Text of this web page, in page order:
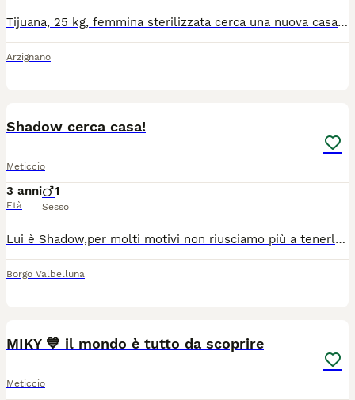
Tijuana, 25 kg, femmina sterilizzata cerca una nuova casa. Ho due figli e sono da sola, mi è stata abbandonata dal papà di mio figlio, ho provato a tenerla ma non riesco a gestirla sia sotto il punto di vista economico che giornaliero. È un cane buono abituata a stare con i bambini e in appartamento, ama correre e stare all’aperto (spazio di cui non dispongo), molto selettiva con le interazioni verso gli altri cani ma non va d’accordo con i chihuahua. Sono alla disperata ricerca di una nuova famiglia che la accolga e gli dia tutte le cure e l’amore di cui ha bisogno
Arzignano
Shadow cerca casa!
Meticcio
3 anni
Età
1
Sesso
Lui è Shadow,per molti motivi non riusciamo più a tenerlo con noi, è castrato e ha il microchip! è molto vivace e dolce con tutti,gioca un sacco e ama le coccole. è un pastore belga misto maremmano maschio,nato il 02/05/2023! Per informazioni o domande rimango disponibile qui o su whatsapp:3519112482
Borgo Valbelluna
MIKY 💙 il mondo è tutto da scoprire
Meticcio